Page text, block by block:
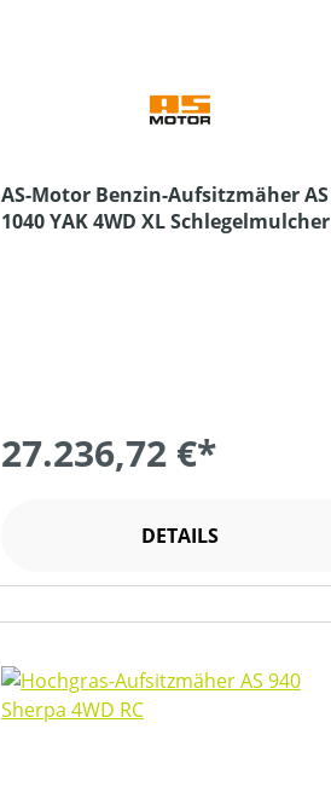
AS-Motor Benzin-Aufsitzmäher AS
1040 YAK 4WD XL Schlegelmulcher
27.236,72 €*
DETAILS